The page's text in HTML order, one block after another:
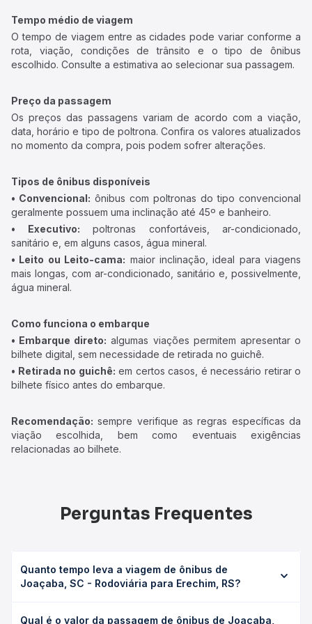
Tempo médio de viagem
O tempo de viagem entre as cidades pode variar conforme a
rota, viação, condições de trânsito e o tipo de ônibus
escolhido. Consulte a estimativa ao selecionar sua passagem.
Preço da passagem
Os preços das passagens variam de acordo com a viação,
data, horário e tipo de poltrona. Confira os valores atualizados
no momento da compra, pois podem sofrer alterações.
Tipos de ônibus disponíveis
• Convencional: ônibus com poltronas do tipo convencional
geralmente possuem uma inclinação até 45º e banheiro.
• Executivo: poltronas confortáveis, ar-condicionado,
sanitário e, em alguns casos, água mineral.
• Leito ou Leito-cama: maior inclinação, ideal para viagens
mais longas, com ar-condicionado, sanitário e, possivelmente,
água mineral.
Como funciona o embarque
• Embarque direto: algumas viações permitem apresentar o
bilhete digital, sem necessidade de retirada no guichê.
• Retirada no guichê: em certos casos, é necessário retirar o
bilhete físico antes do embarque.
Recomendação: sempre verifique as regras específicas da
viação escolhida, bem como eventuais exigências
relacionadas ao bilhete.
Perguntas Frequentes
Quanto tempo leva a viagem de ônibus de
Joaçaba, SC - Rodoviária para Erechim, RS?
Qual é o valor da passagem de ônibus de Joaçaba,